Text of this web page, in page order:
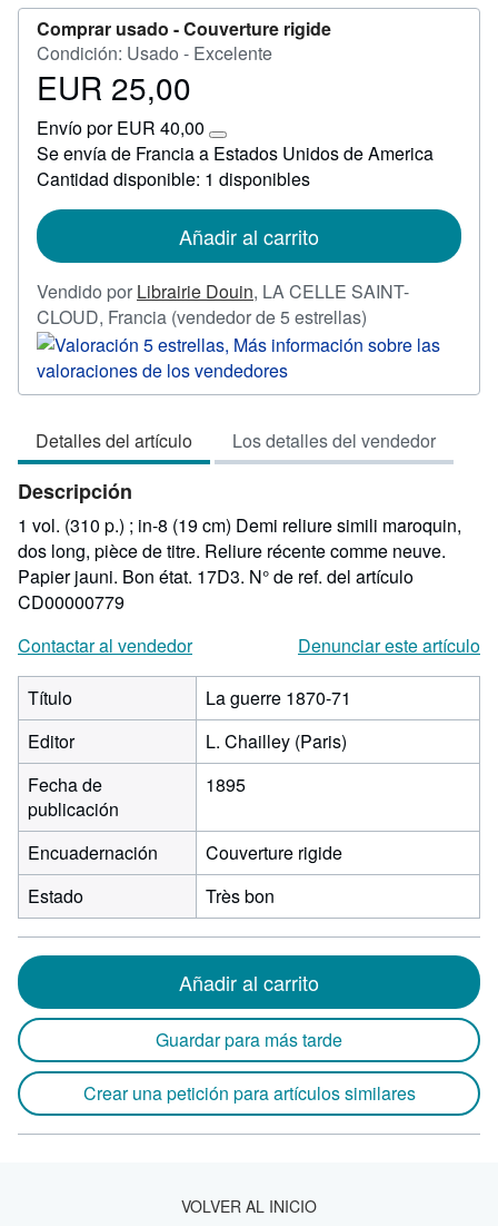
Comprar usado -Couverture rigide
Condición: Usado - Excelente
Precio
25,00
EUR 25,00
Envío por EUR 40,00
Más
información
sobre
tarifas
envío
Se envía de Francia a Estados Unidos de America
Cantidad disponible: 1 disponibles
Añadir al carrito
Vendido por Librairie Douin, LA CELLE SAINT-
CLOUD, Francia (vendedor de 5 estrellas)
del
5
5
estrellas
Detalles del artículo Los detalles del vendedor
Descripción
1 vol. (310 p.) ; in-8 (19 cm) Demi reliure simili maroquin,
dos long, pièce de titre. Reliure récente comme neuve.
Papier jauni. Bon état. 17D3. N° de ref. del artículo
CD00000779
Contactar al vendedor
Denunciar este artículo
Título
La guerre 1870-71
Editor
L. Chailley (Paris)
Fecha de
publicación
1895
Encuadernación
Couverture rigide
Estado
Très bon
Añadir al carrito
Guardar para más tarde
Crear una petición para artículos similares
VOLVER AL INICIO